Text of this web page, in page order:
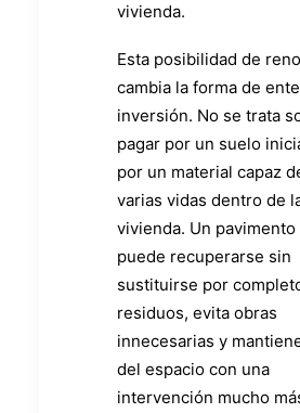
vivienda.
Esta posibilidad de
cambia la forma de
inversión. No se trata
pagar por un suelo
por un material capaz
varias vidas dentro de
vivienda. Un pavimento
puede recuperarse sin
sustituirse por
residuos, evita obras
innecesarias y
del espacio con una
intervención mucho